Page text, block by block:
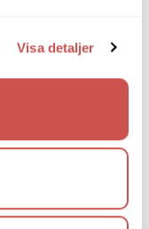
Visa detaljer